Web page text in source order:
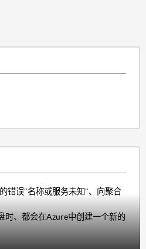
错误"名称或服务未知"、向聚合
时、都会在Azure中创建一个新的